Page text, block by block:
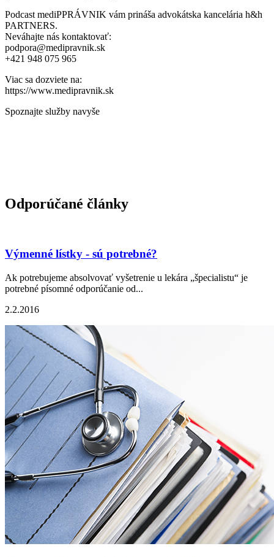
Podcast mediPPRÁVNIK vám prináša advokátska kancelária h&h
PARTNERS.
Neváhajte nás kontaktovať:
podpora@medipravnik.sk
+421 948 075 965
Viac sa dozviete na:
https://www.medipravnik.sk
Spoznajte služby navyše
Odporúčané články
Výmenné lístky - sú potrebné?
Ak potrebujeme absolvovať vyšetrenie u lekára „špecialistu“ je
potrebné písomné odporúčanie od...
2.2.2016